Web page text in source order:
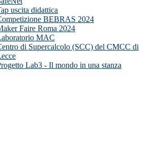
uscita didattica
BEBRAS 2024
Faire Roma 2024
MAC
di Supercalcolo (SCC) del CMCC di
Lab3 - Il mondo in una stanza